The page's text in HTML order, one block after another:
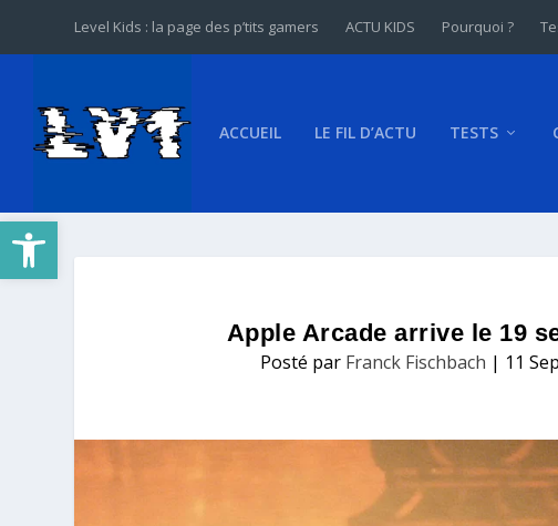
Ouvrir la barre d’outils
Level Kids : la page des p’tits gamers ACTU KIDS Pourquoi ?
ACCUEIL LE FIL D’ACTU TESTS
Apple Arcade arrive le 19
Posté par Franck Fischbach | 11